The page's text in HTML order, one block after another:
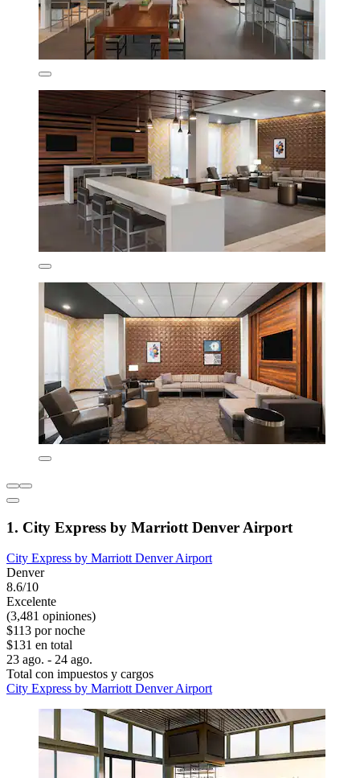
1. City Express by Marriott Denver Airport
City Express by Marriott Denver Airport
Denver
8.6/10
Excelente
(3,481 opiniones)
$113 por noche
$131 en total
23 ago. - 24 ago.
Total con impuestos y cargos
City Express by Marriott Denver Airport